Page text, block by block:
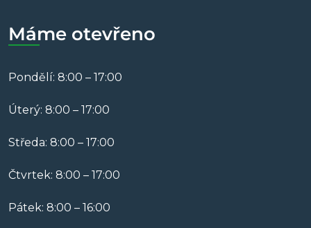
Máme otevřeno
Pondělí: 8:00 – 17:00
Úterý: 8:00 – 17:00
Středa: 8:00 – 17:00
Čtvrtek: 8:00 – 17:00
Pátek: 8:00 – 16:00